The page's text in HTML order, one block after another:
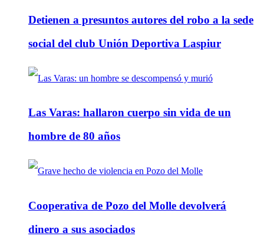
Detienen a presuntos autores del robo a la sede
social del club Unión Deportiva Laspiur
Las Varas: hallaron cuerpo sin vida de un
hombre de 80 años
Cooperativa de Pozo del Molle devolverá
dinero a sus asociados